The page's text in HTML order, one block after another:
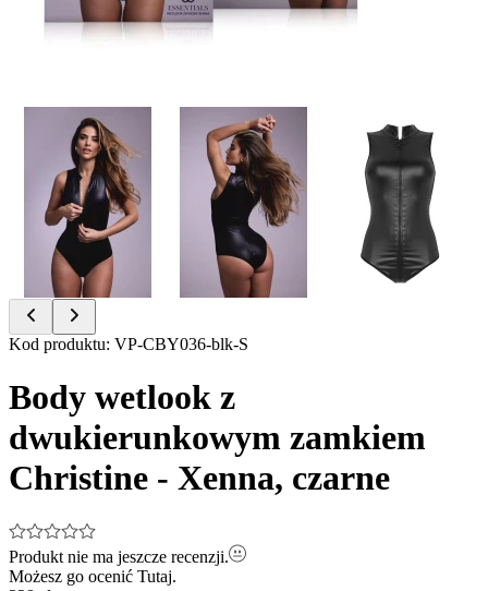
Item
of
Kod produktu: VP-CBY036-blk-S
Body wetlook z
dwukierunkowym zamkiem
Christine - Xenna, czarne
Produkt nie ma jeszcze recenzji.
Możesz go ocenić Tutaj.